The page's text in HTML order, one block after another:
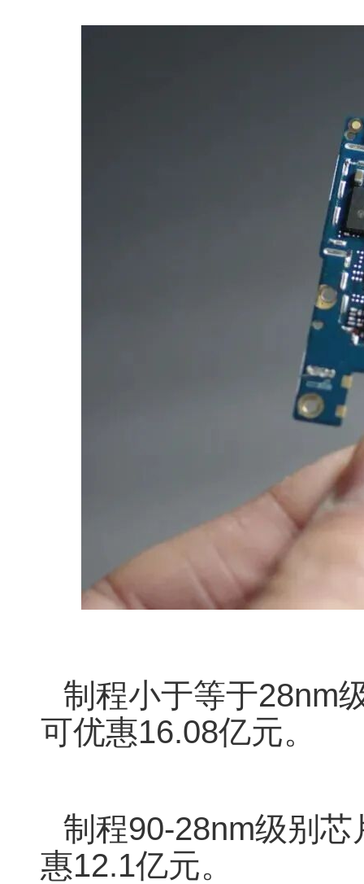
制程小于等于28nm
可优惠16.08亿元。
制程90-28nm级别
惠12.1亿元。